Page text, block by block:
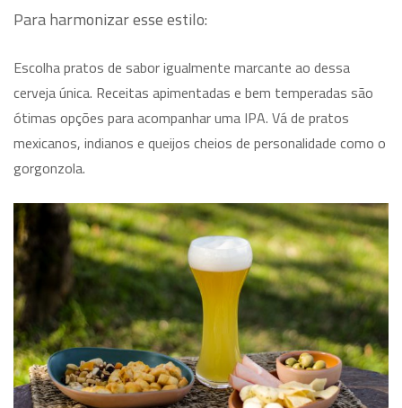
Para harmonizar esse estilo:
Escolha pratos de sabor igualmente marcante ao dessa
cerveja única. Receitas apimentadas e bem temperadas são
ótimas opções para acompanhar uma IPA. Vá de pratos
mexicanos, indianos e queijos cheios de personalidade como o
gorgonzola.